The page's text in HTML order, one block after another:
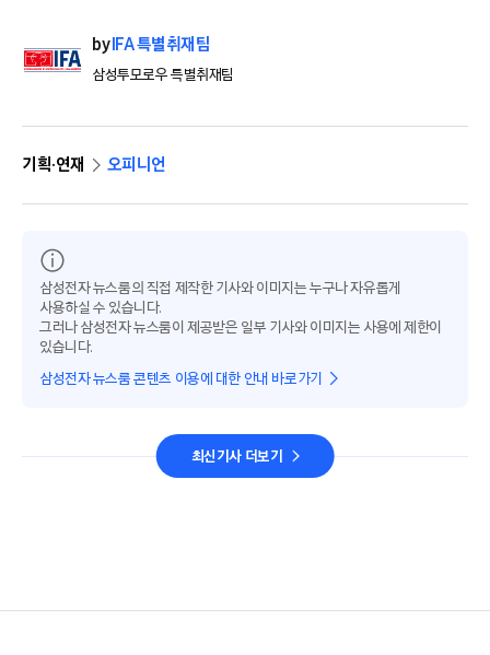
byIFA 특별취재팀
삼성투모로우 특별취재팀
기획·연재 오피니언
삼성전자 뉴스룸의 직접 제작한 기사와 이미지는 누구나 자유롭게
사용하실 수 있습니다.
그러나 삼성전자 뉴스룸이 제공받은 일부 기사와 이미지는 사용에 제한이
있습니다.
삼성전자 뉴스룸 콘텐츠 이용에 대한 안내 바로가기
최신기사 더보기